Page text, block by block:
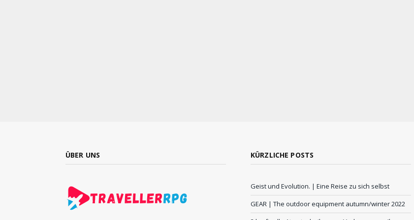
ÜBER UNS KÜRZLICHE POSTS
Geist und Evolution. | Eine Reise zu sich selbst
GEAR | The outdoor equipment autumn/winter 2022